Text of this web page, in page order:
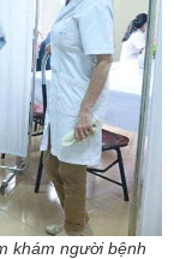
khám người bệnh